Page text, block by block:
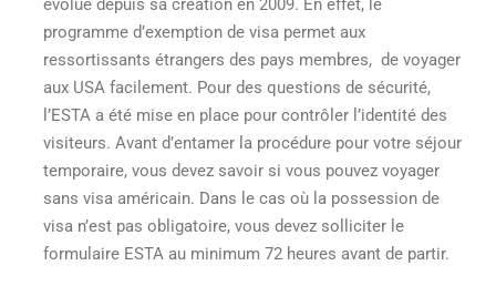
pour
voyageur
évolué depuis sa création en 2009. En effet, le
programme d’exemption de visa permet aux
ressortissants étrangers des pays membres, de voyager
aux USA facilement. Pour des questions de sécurité,
l’ESTA a été mise en place pour contrôler l’identité des
visiteurs. Avant d’entamer la procédure pour votre séjour
temporaire, vous devez savoir si vous pouvez voyager
sans visa américain. Dans le cas où la possession de
visa n’est pas obligatoire, vous devez solliciter le
formulaire ESTA au minimum 72 heures avant de partir.